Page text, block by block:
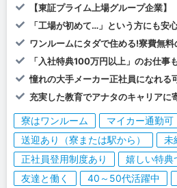
【東証プライム上場グループ企業】
「工場が初めて…」という方にも安
ワンルームにタダで住める!寮費無料
「入社特典100万円以上」のお仕事
憧れの大手メーカー正社員になれる
充実した教育でアナタのキャリアに
寮はワンルーム
マイカー通勤可
送迎あり（寮または駅から）
未
正社員登用制度あり
嬉しい特典
友達と働く
40～50代活躍中